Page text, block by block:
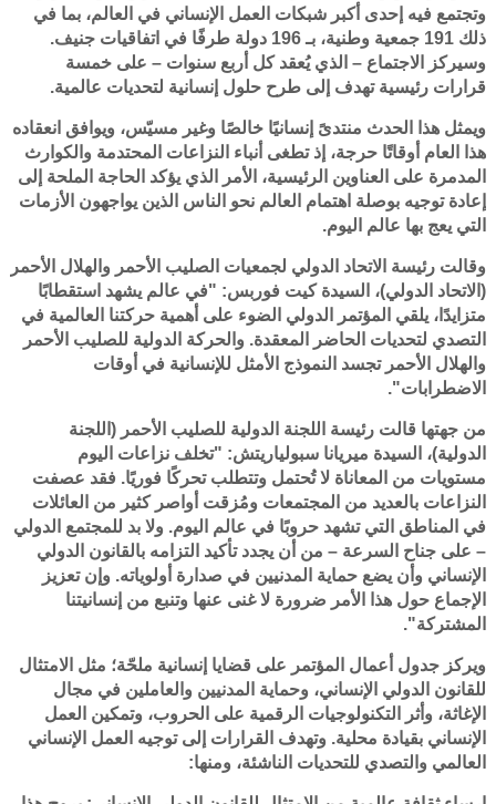
وتجتمع فيه إحدى أكبر شبكات العمل الإنساني في العالم، بما في
ذلك 191 جمعية وطنية، بـ 196 دولة طرفًا في اتفاقيات جنيف.
وسيركز الاجتماع – الذي يُعقد كل أربع سنوات – على خمسة
قرارات رئيسية تهدف إلى طرح حلول إنسانية لتحديات عالمية.
ويمثل هذا الحدث منتدىً إنسانيًا خالصًا وغير مسيّس، ويوافق انعقاده
هذا العام أوقاتًا حرجة، إذ تطغى أنباء النزاعات المحتدمة والكوارث
المدمرة على العناوين الرئيسية، الأمر الذي يؤكد الحاجة الملحة إلى
إعادة توجيه بوصلة اهتمام العالم نحو الناس الذين يواجهون الأزمات
التي يعج بها عالم اليوم.
وقالت رئيسة الاتحاد الدولي لجمعيات الصليب الأحمر والهلال الأحمر
(الاتحاد الدولي)، السيدة كيت فوربس: "في عالم يشهد استقطابًا
متزايدًا، يلقي المؤتمر الدولي الضوء على أهمية حركتنا العالمية في
التصدي لتحديات الحاضر المعقدة. والحركة الدولية للصليب الأحمر
والهلال الأحمر تجسد النموذج الأمثل للإنسانية في أوقات
الاضطرابات".
من جهتها قالت رئيسة اللجنة الدولية للصليب الأحمر (اللجنة
الدولية)، السيدة ميريانا سبولياريتش: "تخلف نزاعات اليوم
مستويات من المعاناة لا تُحتمل وتتطلب تحركًا فوريًا. فقد عصفت
النزاعات بالعديد من المجتمعات ومُزقت أواصر كثير من العائلات
في المناطق التي تشهد حروبًا في عالم اليوم. ولا بد للمجتمع الدولي
– على جناح السرعة – من أن يجدد تأكيد التزامه بالقانون الدولي
الإنساني وأن يضع حماية المدنيين في صدارة أولوياته. وإن تعزيز
الإجماع حول هذا الأمر ضرورة لا غنى عنها وتنبع من إنسانيتنا
المشتركة".
ويركز جدول أعمال المؤتمر على قضايا إنسانية ملحّة؛ مثل الامتثال
للقانون الدولي الإنساني، وحماية المدنيين والعاملين في مجال
الإغاثة، وأثر التكنولوجيات الرقمية على الحروب، وتمكين العمل
الإنساني بقيادة محلية. وتهدف القرارات إلى توجيه العمل الإنساني
العالمي والتصدي للتحديات الناشئة، ومنها: